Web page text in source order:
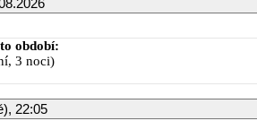
období:
3 noci)
22:05